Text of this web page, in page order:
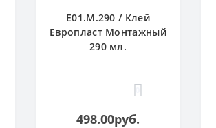
E01.M.290 / Клей
Европласт Монтажный
290 мл.
498.00руб.